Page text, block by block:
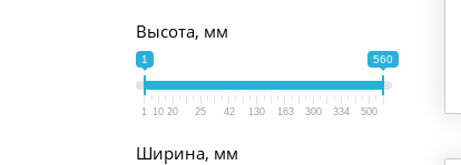
Высота, мм
1 560
1 10 20 25 42 130 163 300 334 500
Ширина, мм